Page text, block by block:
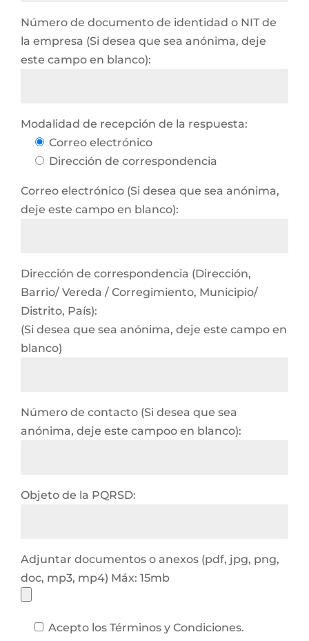
Número de documento de identidad o NIT de
la empresa (Si desea que sea anónima, deje
este campo en blanco):
Modalidad de recepción de la respuesta:
Correo electrónico
Dirección de correspondencia
Correo electrónico (Si desea que sea anónima,
deje este campo en blanco):
Dirección de correspondencia (Dirección,
Barrio/ Vereda / Corregimiento, Municipio/
Distrito, País):
(Si desea que sea anónima, deje este campo en
blanco)
Número de contacto (Si desea que sea
anónima, deje este campoo en blanco):
Objeto de la PQRSD:
Adjuntar documentos o anexos (pdf, jpg, png,
doc, mp3, mp4) Máx: 15mb
Acepto los Términos y Condiciones.